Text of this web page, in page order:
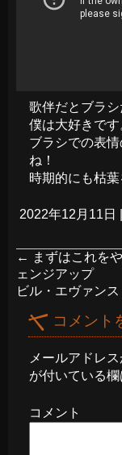
歌伴だとブラシ
僕は大好きです
ブラシでの表
ね！
時期的にも枯葉
2022年12月11日
← まずはこれを
ェンジアップ
ビル・エヴァン
コメント
メールアドレ
が付いている
コメント